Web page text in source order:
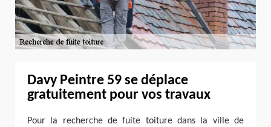
Davy Peintre 59 se déplace
gratuitement pour vos travaux
Pour la recherche de fuite toiture dans la ville de